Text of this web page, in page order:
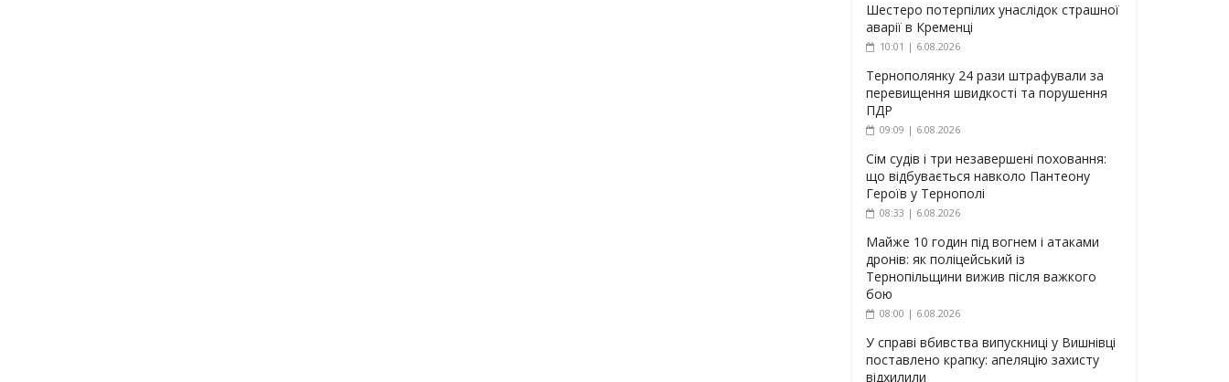
Шестеро потерпілих унаслідок страшної
аварії в Кременці
10:01 | 6.08.2026
Тернополянку 24 рази штрафували за
перевищення швидкості та порушення
ПДР
09:09 | 6.08.2026
Сім судів і три незавершені поховання:
що відбувається навколо Пантеону
Героїв у Тернополі
08:33 | 6.08.2026
Майже 10 годин під вогнем і атаками
дронів: як поліцейський із
Тернопільщини вижив після важкого
бою
08:00 | 6.08.2026
У справі вбивства випускниці у Вишнівці
поставлено крапку: апеляцію захисту
відхилили